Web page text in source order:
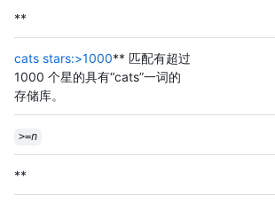
**
cats stars:>1000** 匹配有超过
1000 个星的具有“cats”一词的
存储库。
>=n
**